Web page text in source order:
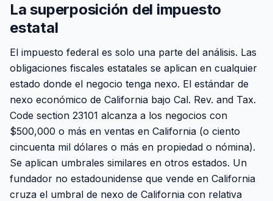
La superposición del impuesto
estatal
El impuesto federal es solo una parte del análisis. Las
obligaciones fiscales estatales se aplican en cualquier
estado donde el negocio tenga nexo. El estándar de
nexo económico de California bajo Cal. Rev. and Tax.
Code section 23101 alcanza a los negocios con
$500,000 o más en ventas en California (o ciento
cincuenta mil dólares o más en propiedad o nómina).
Se aplican umbrales similares en otros estados. Un
fundador no estadounidense que vende en California
cruza el umbral de nexo de California con relativa